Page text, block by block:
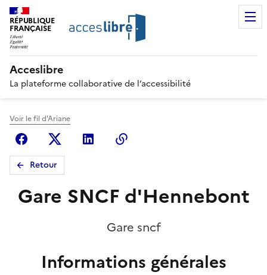
RÉPUBLIQUE
FRANÇAISE
Acceslibre
La plateforme collaborative de l’accessibilité
Voir le fil d'Ariane
FacebookX (anciennement Twitter)
Linkedin
Retour
Gare SNCF d'Hennebont
Gare sncf
Informations générales